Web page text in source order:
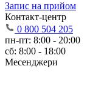
Запис на прийом
Контакт-центр
0 800 504 205
пн-пт: 8:00 - 20:00
сб: 8:00 - 18:00
Месенджери